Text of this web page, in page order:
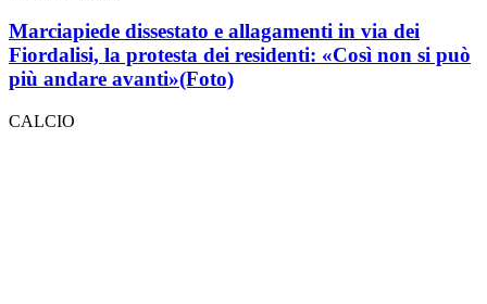
Marciapiede dissestato e allagamenti in via dei
Fiordalisi, la protesta dei residenti: «Così non si può
più andare avanti»(Foto)
CALCIO